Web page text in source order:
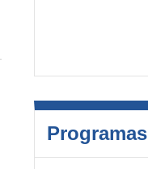
Programas